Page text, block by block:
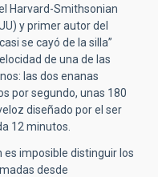
Harvard-Smithsonian
y primer autor del
se cayó de la silla”
de una de las
las dos enanas
por segundo, unas 180
diseñado por el ser
12 minutos.
es imposible distinguir los
desde